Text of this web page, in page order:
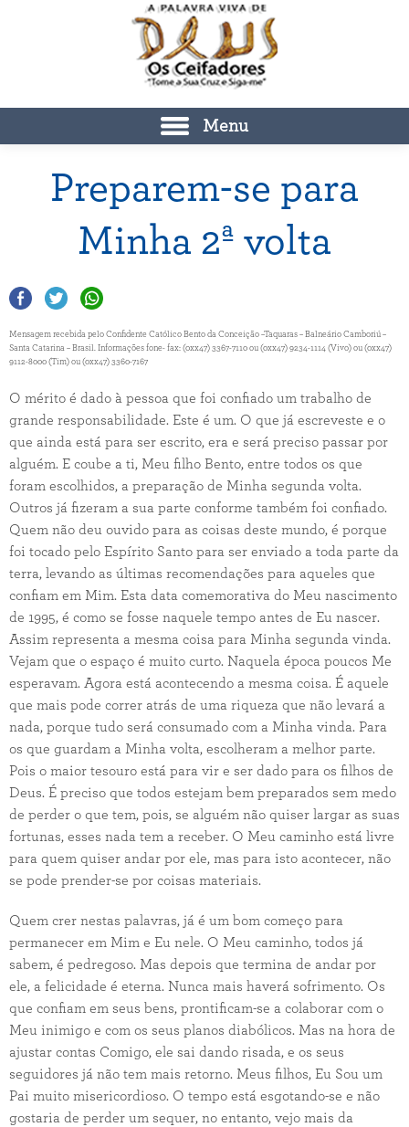
Menu
Preparem-se para
Minha 2ª volta
Mensagem recebida pelo Confidente Católico Bento da Conceição –Taquaras – Balneário Camboriú –
Santa Catarina – Brasil. Informações fone- fax: (0xx47) 3367-7110 ou (0xx47) 9234-1114 (Vivo) ou (0xx47)
9112-8000 (Tim) ou (0xx47) 3360-7167
O mérito é dado à pessoa que foi confiado um trabalho de
grande responsabilidade. Este é um. O que já escreveste e o
que ainda está para ser escrito, era e será preciso passar por
alguém. E coube a ti, Meu filho Bento, entre todos os que
foram escolhidos, a preparação de Minha segunda volta.
Outros já fizeram a sua parte conforme também foi confiado.
Quem não deu ouvido para as coisas deste mundo, é porque
foi tocado pelo Espírito Santo para ser enviado a toda parte da
terra, levando as últimas recomendações para aqueles que
confiam em Mim. Esta data comemorativa do Meu nascimento
de 1995, é como se fosse naquele tempo antes de Eu nascer.
Assim representa a mesma coisa para Minha segunda vinda.
Vejam que o espaço é muito curto. Naquela época poucos Me
esperavam. Agora está acontecendo a mesma coisa. É aquele
que mais pode correr atrás de uma riqueza que não levará a
nada, porque tudo será consumado com a Minha vinda. Para
os que guardam a Minha volta, escolheram a melhor parte.
Pois o maior tesouro está para vir e ser dado para os filhos de
Deus. É preciso que todos estejam bem preparados sem medo
de perder o que tem, pois, se alguém não quiser largar as suas
fortunas, esses nada tem a receber. O Meu caminho está livre
para quem quiser andar por ele, mas para isto acontecer, não
se pode prender-se por coisas materiais.
Quem crer nestas palavras, já é um bom começo para
permanecer em Mim e Eu nele. O Meu caminho, todos já
sabem, é pedregoso. Mas depois que termina de andar por
ele, a felicidade é eterna. Nunca mais haverá sofrimento. Os
que confiam em seus bens, prontificam-se a colaborar com o
Meu inimigo e com os seus planos diabólicos. Mas na hora de
ajustar contas Comigo, ele sai dando risada, e os seus
seguidores já não tem mais retorno. Meus filhos, Eu Sou um
Pai muito misericordioso. O tempo está esgotando-se e não
gostaria de perder um sequer, no entanto, vejo mais da